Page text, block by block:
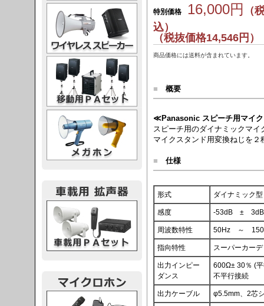
特別価格 16,000円 （
込）
（税抜価格14,546円）
商品価格には送料が含まれています。
■ 概要
≪Panasonic スピーチ用マイ
スピーチ用のダイナミックマイ
マイクスタンド用変換ねじを
■ 仕様
形式 ダイナミック型
感度 -53dB ± 3dB
周波数特性 50Hz ～
指向特性 スーパーカー
出力インピー
ダンス
600Ω± 30％ (
不平行接続
出力ケーブル φ5.5mm、2芯